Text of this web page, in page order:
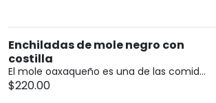
Enchiladas de mole negro con
costilla
El mole oaxaqueño es una de las comid...
$220.00